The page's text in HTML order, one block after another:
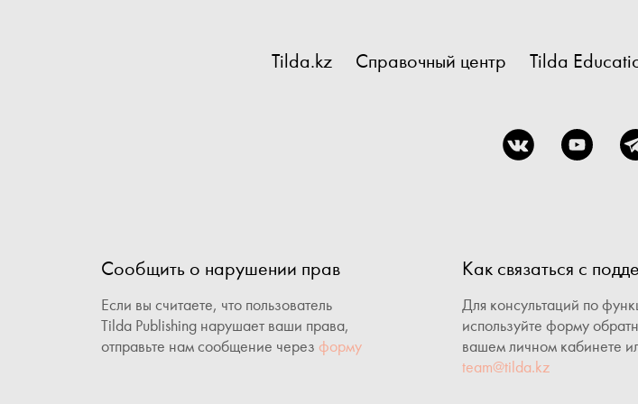
Tilda.kz Справочный центр Tilda
Сообщить о нарушении прав
Если вы считаете, что пользователь
Tilda Publishing нарушает ваши права,
отправьте нам сообщение через форму
Как связаться с
Для консультаций по
используйте форму
вашем личном кабинете
team@tilda.kz